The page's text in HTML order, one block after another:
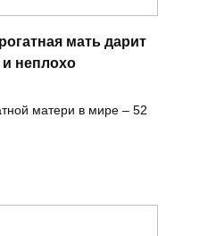
мать дарит
неплохо
матери в мире – 52